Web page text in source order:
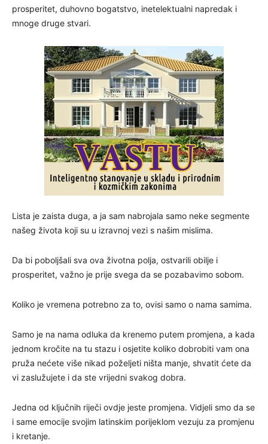
prosperitet, duhovno bogatstvo, inetelektualni napredak i
mnoge druge stvari.
Lista je zaista duga, a ja sam nabrojala samo neke segmente
našeg života koji su u izravnoj vezi s našim mislima.
Da bi poboljšali sva ova životna polja, ostvarili obilje i
prosperitet, važno je prije svega da se pozabavimo sobom.
Koliko je vremena potrebno za to, ovisi samo o nama samima.
Samo je na nama odluka da krenemo putem promjena, a kada
jednom kročite na tu stazu i osjetite koliko dobrobiti vam ona
pruža nećete više nikad poželjeti ništa manje, shvatit ćete da
vi zaslužujete i da ste vrijedni svakog dobra.
Jedna od ključnih riječi ovdje jeste promjena. Vidjeli smo da se
i same emocije svojim latinskim porijeklom vezuju za promjenu
i kretanje.